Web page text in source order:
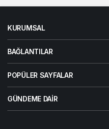
KURUMSAL
BAĞLANTILAR
POPÜLER SAYFALAR
GÜNDEME DAIR